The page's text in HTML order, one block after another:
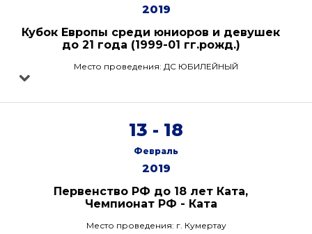
2019
Кубок Европы среди юниоров и девушек
до 21 года (1999-01 гг.рожд.)
Место проведения: ДС ЮБИЛЕЙНЫЙ
13 - 18
Февраль
2019
Первенство РФ до 18 лет Ката,
Чемпионат РФ - Ката
Место проведения: г. Кумертау